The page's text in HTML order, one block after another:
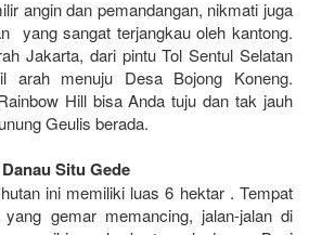
angin dan pemandangan, nikmati juga
yang sangat terjangkau oleh kantong.
Jakarta, dari pintu Tol Sentul Selatan
arah menuju Desa Bojong Koneng.
Hill bisa Anda tuju dan tak jauh
Geulis berada.
Situ Gede
ini memiliki luas 6 hektar . Tempat
gemar memancing, jalan-jalan di